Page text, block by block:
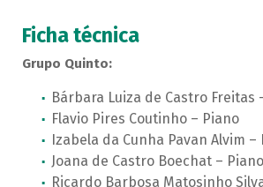
Ficha técnica
Grupo Quinto:
Bárbara Luiza de Castro Freitas
Flavio Pires Coutinho – Piano
Izabela da Cunha Pavan Alvim –
Joana de Castro Boechat – Piano
Ricardo Barbosa Matosinho